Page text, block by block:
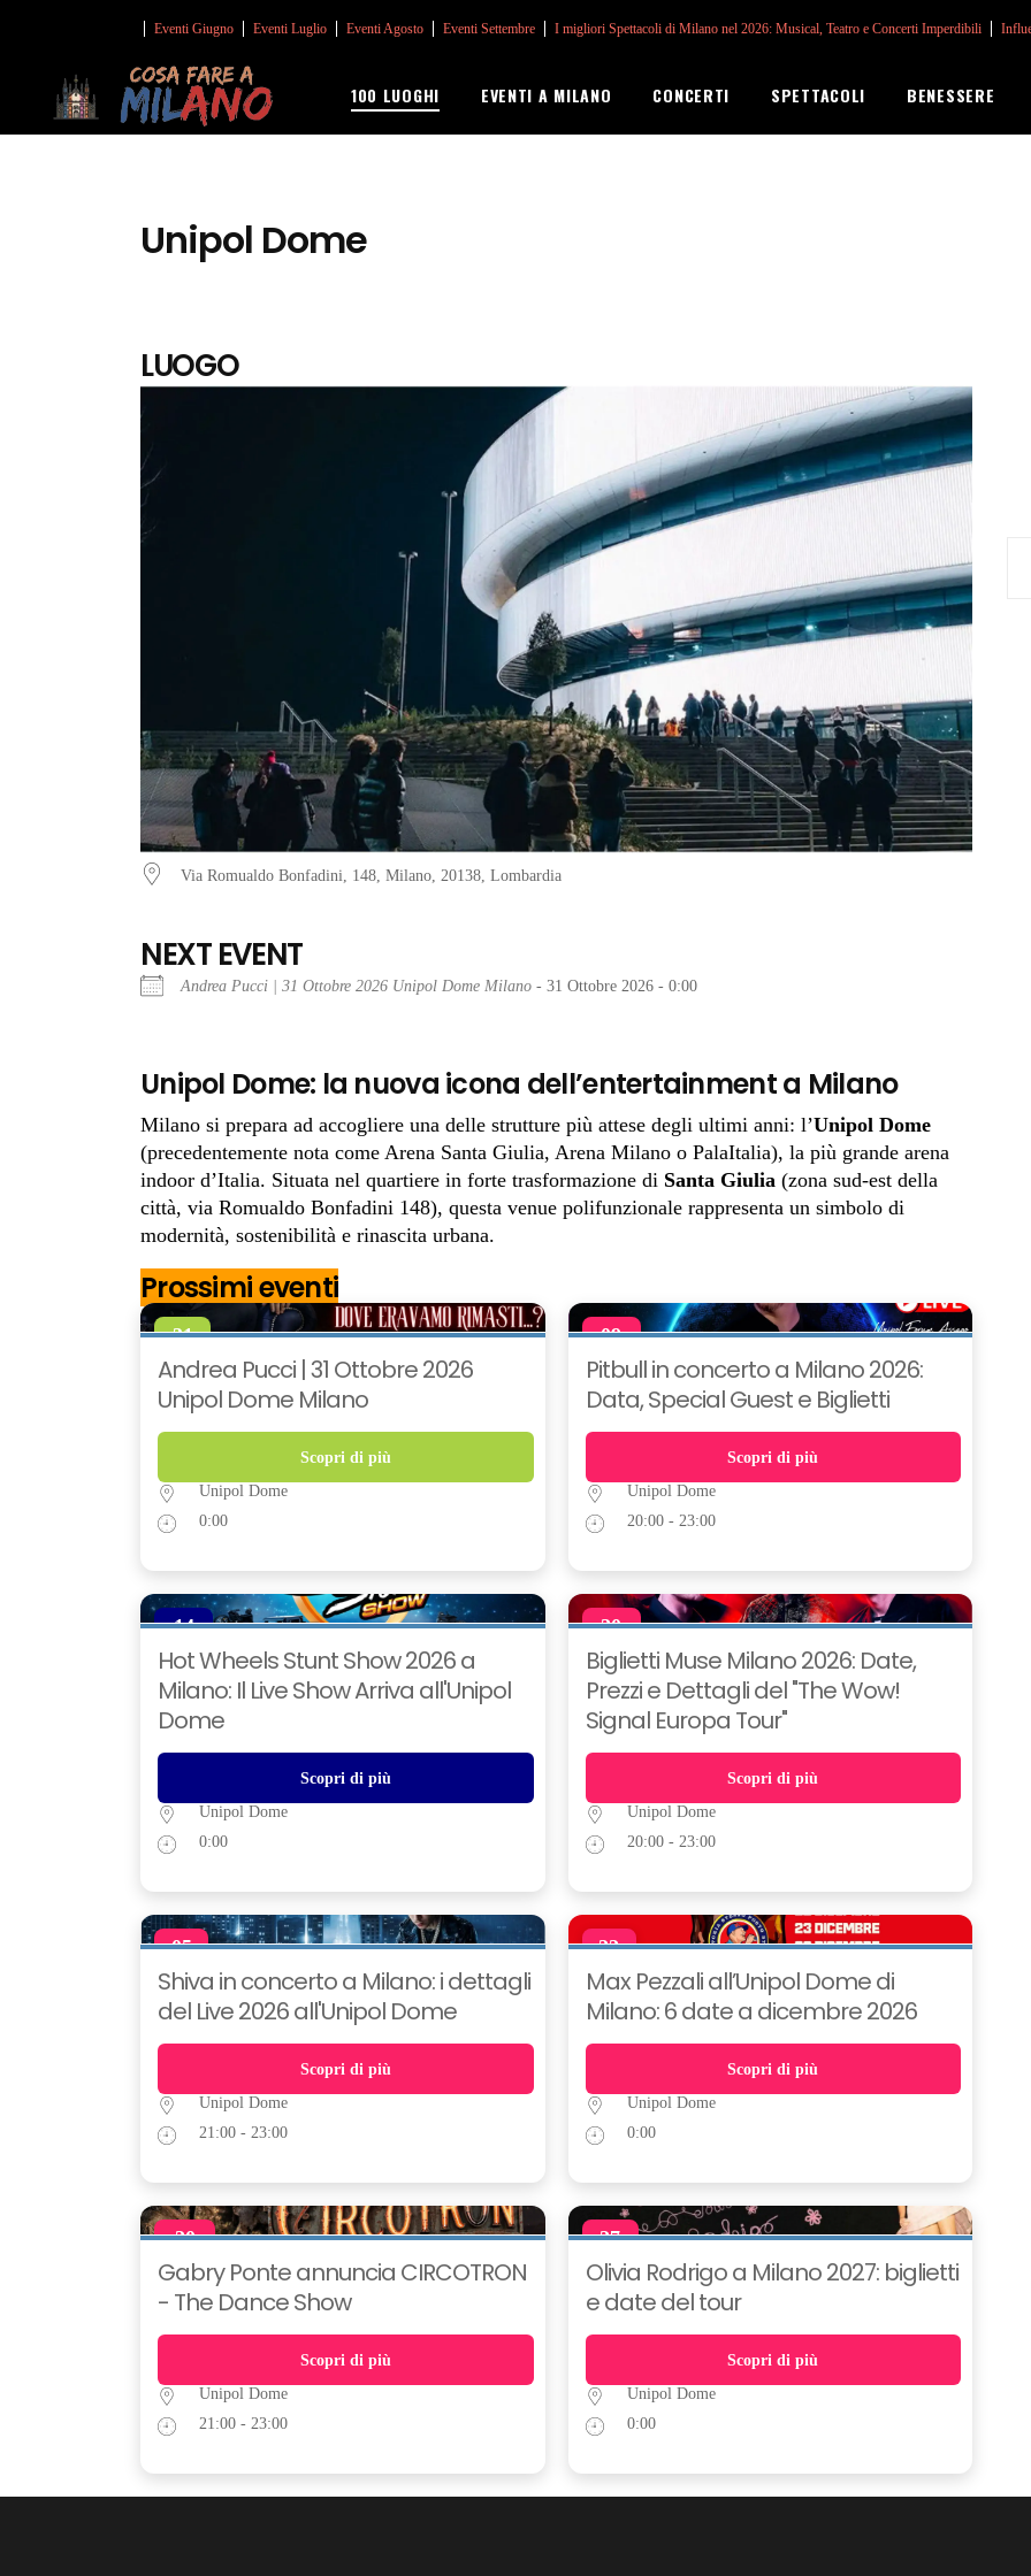
Eventi Giugno Eventi Luglio Eventi Agosto Eventi Settembre I migliori Spettacoli di Milano nel 2026: Musical, Teatro e Concerti Imperdibili
100 LUOGHI EVENTI A MILANO CONCERTI SPETTACOLI BENESSERE
Unipol Dome
LUOGO
Via Romualdo Bonfadini, 148, Milano, 20138, Lombardia
NEXT EVENT
Andrea Pucci | 31 Ottobre 2026 Unipol Dome Milano - 31 Ottobre 2026 - 0:00
Unipol Dome: la nuova icona dell’entertainment a Milano
Milano si prepara ad accogliere una delle strutture più attese degli ultimi anni: l’Unipol Dome
(precedentemente nota come Arena Santa Giulia, Arena Milano o PalaItalia), la più grande arena
indoor d’Italia. Situata nel quartiere in forte trasformazione di Santa Giulia (zona sud-est della
città, via Romualdo Bonfadini 148), questa venue polifunzionale rappresenta un simbolo di
modernità, sostenibilità e rinascita urbana.
Prossimi eventi
31
Andrea Pucci | 31 Ottobre 2026
Unipol Dome Milano
Unipol Dome
0:00
Scopri di più
09
Pitbull in concerto a Milano 2026:
Data, Special Guest e Biglietti
Unipol Dome
20:00 - 23:00
Scopri di più
14
Hot Wheels Stunt Show 2026 a
Milano: Il Live Show Arriva all'Unipol
Dome
Unipol Dome
0:00
Scopri di più
20
Biglietti Muse Milano 2026: Date,
Prezzi e Dettagli del "The Wow!
Signal Europa Tour"
Unipol Dome
20:00 - 23:00
Scopri di più
05
Shiva in concerto a Milano: i dettagli
del Live 2026 all'Unipol Dome
Unipol Dome
21:00 - 23:00
Scopri di più
22
Max Pezzali all’Unipol Dome di
Milano: 6 date a dicembre 2026
Unipol Dome
0:00
Scopri di più
20
Gabry Ponte annuncia CIRCOTRON
- The Dance Show
Unipol Dome
21:00 - 23:00
Scopri di più
27
Olivia Rodrigo a Milano 2027: biglietti
e date del tour
Unipol Dome
0:00
Scopri di più